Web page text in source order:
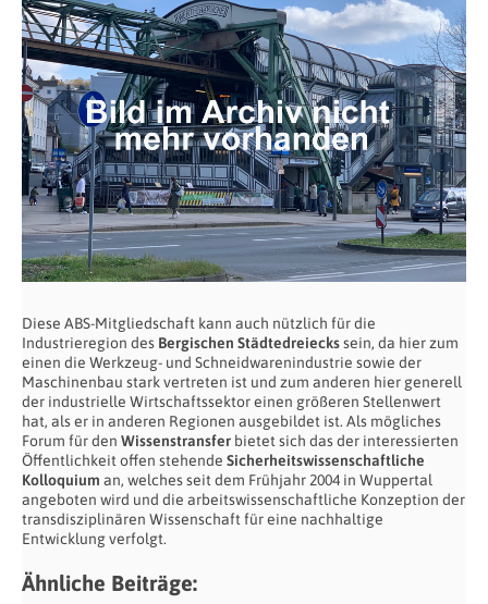
Diese ABS-Mitgliedschaft kann auch nützlich für die
Industrieregion des Bergischen Städtedreieckssein, da hier zum
einen die Werkzeug- und Schneidwarenindustrie sowie der
Maschinenbau stark vertreten ist und zum anderen hier generell
der industrielle Wirtschaftssektor einen größeren Stellenwert
hat, als er in anderen Regionen ausgebildet ist. Als mögliches
Forum für den Wissenstransfer bietet sich das der interessierten
Öffentlichkeit offen stehende Sicherheitswissenschaftliche
Kolloquium an, welches seit dem Frühjahr 2004 in Wuppertal
angeboten wird und die arbeitswissenschaftliche Konzeption der
transdisziplinären Wissenschaft für eine nachhaltige
Entwicklung verfolgt.
Ähnliche Beiträge: